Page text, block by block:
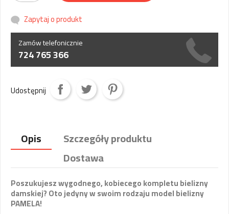
Zapytaj o produkt
Zamów telefonicznie
724 765 366
Udostępnij
Opis
Szczegóły produktu
Dostawa
Poszukujesz wygodnego, kobiecego kompletu bielizny
damskiej? Oto jedyny w swoim rodzaju model bielizny
PAMELA!